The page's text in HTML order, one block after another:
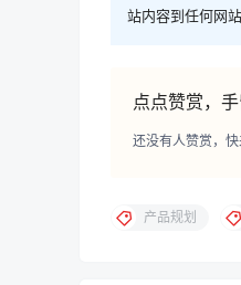
站内容到任何网
点点赞赏，
还没有人赞赏，快
产品规划